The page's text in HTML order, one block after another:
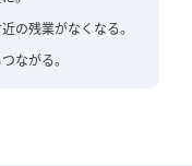
の残業がなくなる。
ながる。